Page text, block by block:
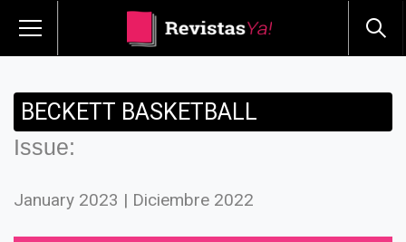
BECKETT BASKETBALL
Issue:
January 2023 | Diciembre 2022